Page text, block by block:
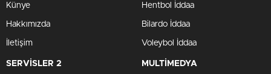
Künye
Hakkımızda
İletişim
Hentbol İddaa
Bilardo İddaa
Voleybol İddaa
SERVİSLER 2 MULTİMEDYA